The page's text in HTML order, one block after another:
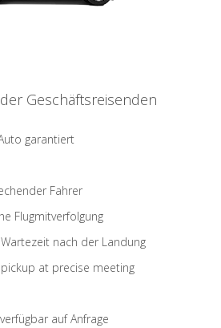
Geschäftsreisenden
garantiert
Fahrer
Flugmitverfolgung
nach der Landung
at precise meeting
auf Anfrage